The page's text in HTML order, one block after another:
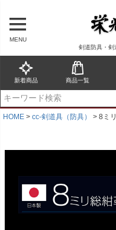
剣道防具・剣
MENU
新着商品 商品一覧
HOME cc-剣道具（防具） 8ミ